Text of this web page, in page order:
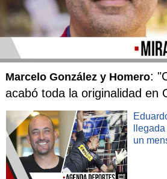
Marcelo González y Homero:
acabó toda la originalidad en
un